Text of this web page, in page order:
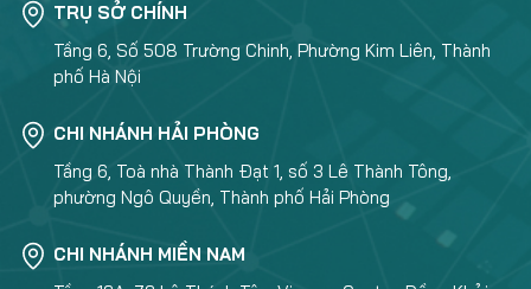
TRỤ SỞ CHÍNH
Tầng 6, Số 508 Trường Chinh, Phường Kim Liên, Thành
phố Hà Nội
CHI NHÁNH HẢI PHÒNG
Tầng 6, Toà nhà Thành Đạt 1, số 3 Lê Thành Tông,
phường Ngô Quyền, Thành phố Hải Phòng
CHI NHÁNH MIỀN NAM